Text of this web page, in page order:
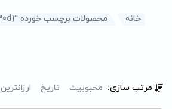
خانه محصولات برچسب خورده “oraimo shark4 (oeb-e330d)”
مرتب سازی: محبوبیت تاریخ ارزانترین